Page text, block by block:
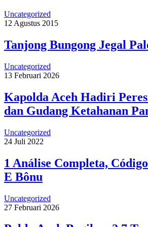
Uncategorized
12 Agustus 2015
Tanjong Bungong Jegal
Uncategorized
13 Februari 2026
Kapolda Aceh Hadiri
dan Gudang Ketahanan
Uncategorized
24 Juli 2022
1 Análise Completa,
E Bônu
Uncategorized
27 Februari 2026